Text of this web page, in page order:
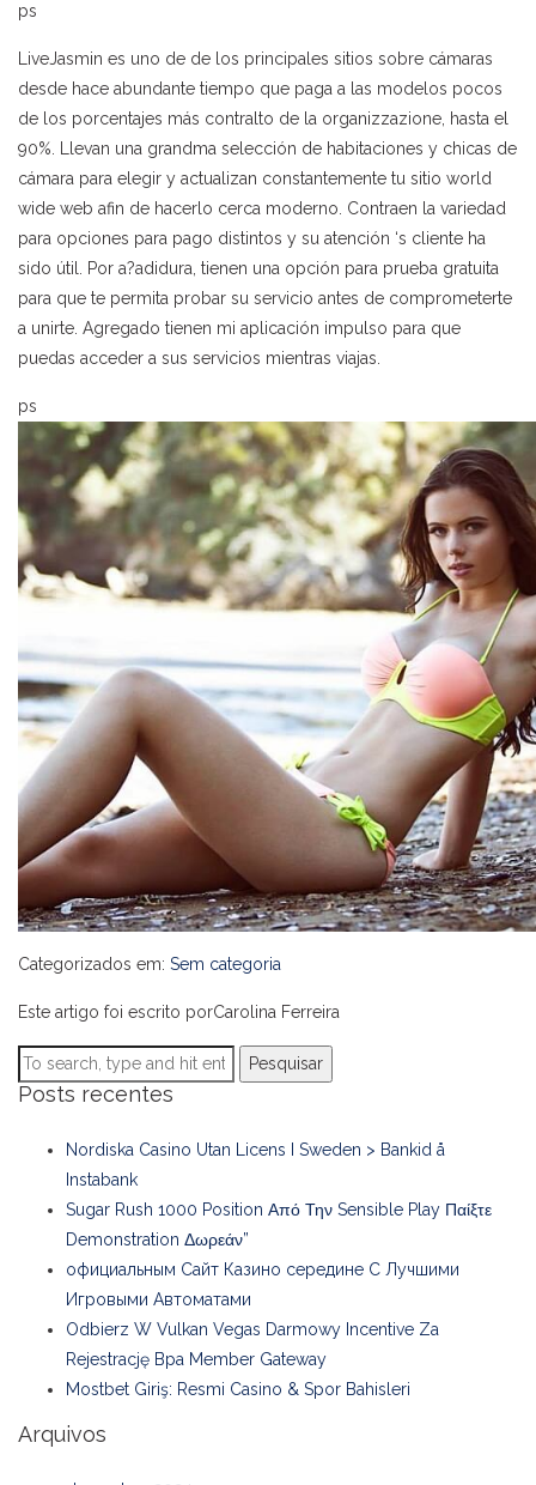
ps
LiveJasmin es uno de de los principales sitios sobre cámaras
desde hace abundante tiempo que paga a las modelos pocos
de los porcentajes más contralto de la organizzazione, hasta el
90%. Llevan una grandma selección de habitaciones y chicas de
cámara para elegir y actualizan constantemente tu sitio world
wide web afin de hacerlo cerca moderno. Contraen la variedad
para opciones para pago distintos y su atención ‘s cliente ha
sido útil. Por a?adidura, tienen una opción para prueba gratuita
para que te permita probar su servicio antes de comprometerte
a unirte. Agregado tienen mi aplicación impulso para que
puedas acceder a sus servicios mientras viajas.
ps
Categorizados em: Sem categoria
Este artigo foi escrito porCarolina Ferreira
Pesquisar
Posts recentes
Nordiska Casino Utan Licens I Sweden > Bankid å
Instabank
Sugar Rush 1000 Position Από Την Sensible Play Παίξτε
Demonstration Δωρεάν”
официальным Сайт Казино середине С Лучшими
Игровыми Автоматами
Odbierz W Vulkan Vegas Darmowy Incentive Za
Rejestrację Bpa Member Gateway
Mostbet Giriş: Resmi Casino & Spor Bahisleri
Arquivos